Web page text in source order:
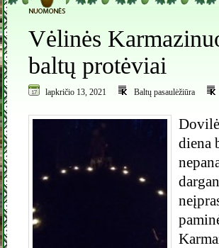
Vėlinės
baltų protėviai
lapkričio 13, 2021 Baltų pasaulėžiūra
diena